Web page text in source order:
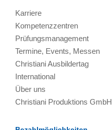
Karriere
Kompetenzzentren
Prüfungsmanagement
Termine, Events, Messen
Christiani Ausbildertag
International
Über uns
Christiani Produktions GmbH